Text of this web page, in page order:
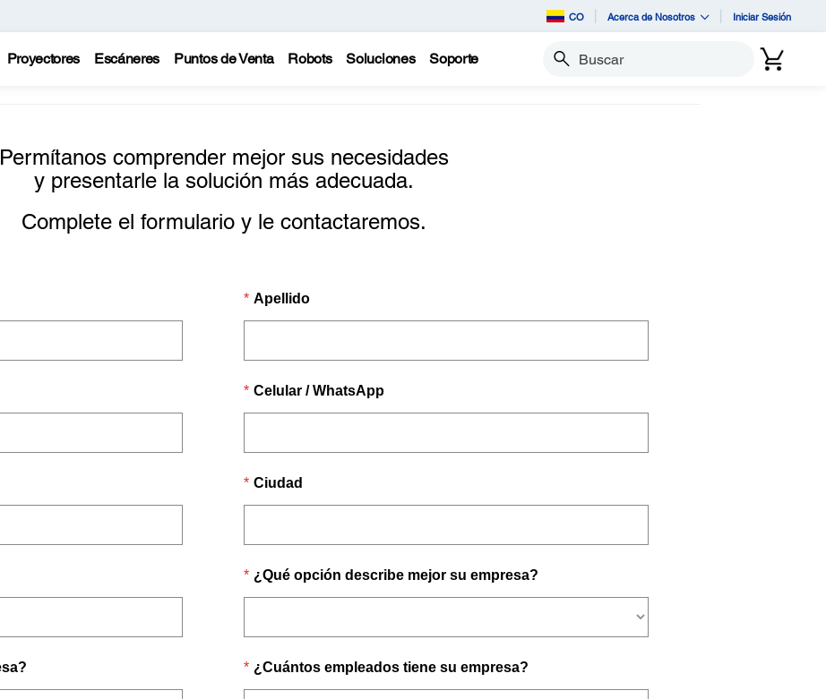
CO Acerca de Nosotros Iniciar Sesión
Proyectores Escáneres Puntos de Venta Robots Soluciones Soporte Buscar
Permítanos comprender mejor sus necesidades
y presentarle la solución más adecuada.
Complete el formulario y le contactaremos.